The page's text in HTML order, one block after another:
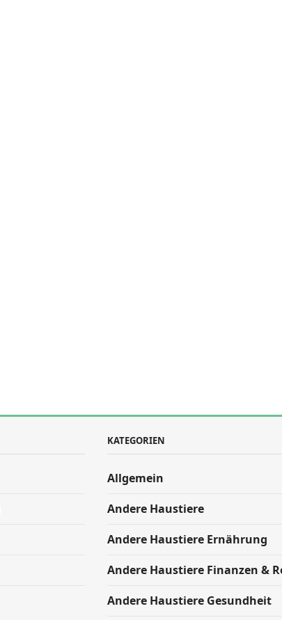
KATEGORIEN
Allgemein
Andere Haustiere
Andere Haustiere Ernährung
Andere Haustiere Finanzen &
Andere Haustiere Gesundheit